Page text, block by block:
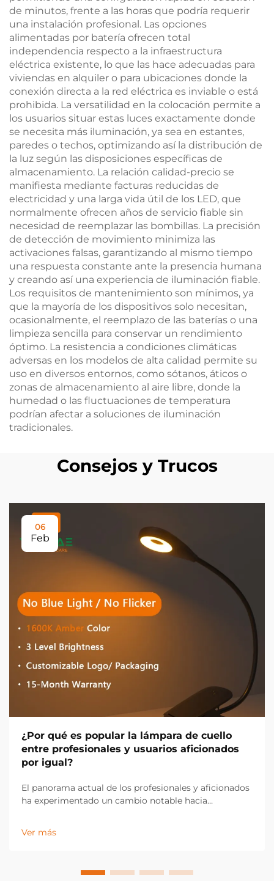
de minutos, frente a las horas que podría requerir
una instalación profesional. Las opciones
alimentadas por batería ofrecen total
independencia respecto a la infraestructura
eléctrica existente, lo que las hace adecuadas para
viviendas en alquiler o para ubicaciones donde la
conexión directa a la red eléctrica es inviable o está
prohibida. La versatilidad en la colocación permite a
los usuarios situar estas luces exactamente donde
se necesita más iluminación, ya sea en estantes,
paredes o techos, optimizando así la distribución de
la luz según las disposiciones específicas de
almacenamiento. La relación calidad-precio se
manifiesta mediante facturas reducidas de
electricidad y una larga vida útil de los LED, que
normalmente ofrecen años de servicio fiable sin
necesidad de reemplazar las bombillas. La precisión
de detección de movimiento minimiza las
activaciones falsas, garantizando al mismo tiempo
una respuesta constante ante la presencia humana
y creando así una experiencia de iluminación fiable.
Los requisitos de mantenimiento son mínimos, ya
que la mayoría de los dispositivos solo necesitan,
ocasionalmente, el reemplazo de las baterías o una
limpieza sencilla para conservar un rendimiento
óptimo. La resistencia a condiciones climáticas
adversas en los modelos de alta calidad permite su
uso en diversos entornos, como sótanos, áticos o
zonas de almacenamiento al aire libre, donde la
humedad o las fluctuaciones de temperatura
podrían afectar a soluciones de iluminación
tradicionales.
Consejos y Trucos
06
Feb
¿Por qué es popular la lámpara de cuello
entre profesionales y usuarios aficionados
por igual?
El panorama actual de los profesionales y aficionados
ha experimentado un cambio notable hacia
la lámpara de cuello como una herramienta
indispensable en diversos sectores industriales y
Ver más